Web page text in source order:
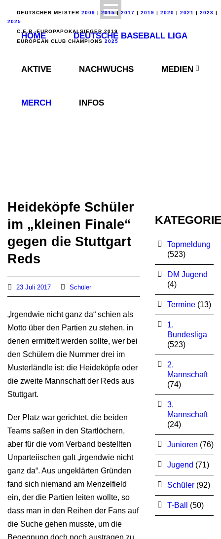
DEUTSCHER MEISTER 2009 | 2015| 2017 | 2019 | 2020 | 2021 | 2023 |
2025
C.E.B.-EUROPAPOKALSIEGER 2019
EUROPEAN CLUB CHAMPIONS 2025
HOME DEUTSCHE BASEBALL LIGA
AKTIVE NACHWUCHS MEDIEN
MERCH INFOS
Heideköpfe Schüler
im „kleinen Finale“
gegen die Stuttgart
Reds
23 Juli 2017 Schüler
„Irgendwie nicht ganz da“ schien als
Motto über den Partien zu stehen, in
denen ermittelt werden sollte, wer bei
den Schülern die Nummer drei im
Musterländle ist: die Heideköpfe oder
die zweite Mannschaft der Reds aus
Stuttgart.
Der Platz war gerichtet, die beiden
Teams saßen in den Startlöchern,
aber für die vom Verband bestellten
Unparteiischen galt „irgendwie nicht
ganz da“. Aus ungeklärten Gründen
fand sich niemand am Menzelfield
ein, der die Partien leiten wollte, so
dass man in den Reihen der Fans auf
die Suche gehen musste, um die
Begegnung doch noch austragen zu
Topmeldung
(523)
DM Jugend
(4)
Termine(13)
1.
Bundesliga
(523)
2.
Mannschaft
(74)
3.
Mannschaft
(24)
Junioren (76)
Jugend (71)
Schüler(92)
T-Ball (50)